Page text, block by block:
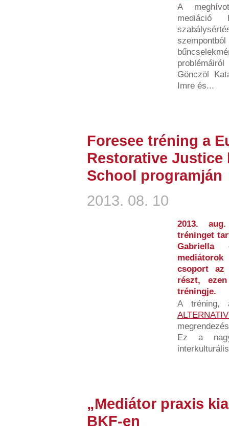
A
mediáció
Gönczöl
Imre és...
Foresee tréning a
Restorative Justice
School programján
2013. 08. 10
2013.
tréninget
Gabriella
csoport az
részt,
tréningje.
A tréning,
Ez a
„Mediátor praxis
BKF-en